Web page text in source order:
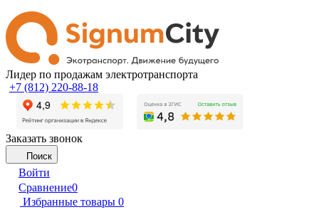
Лидер по продажам электротранспорта
+7 (812) 220-88-18
Заказать звонок
Поиск
Войти
Сравнение0
Избранные товары 0